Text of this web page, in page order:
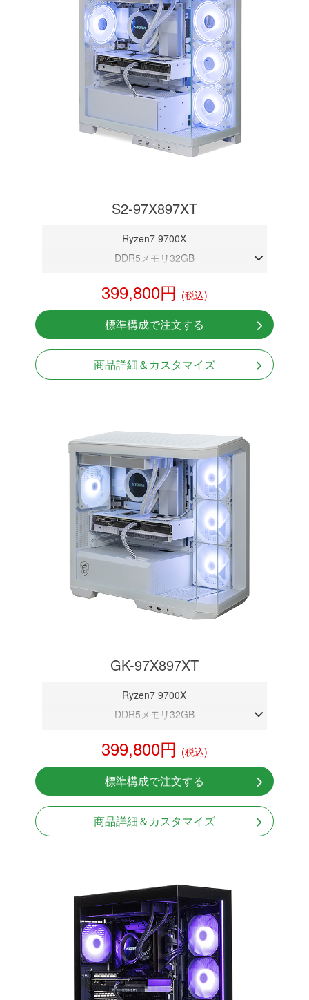
S2-97X897XT
Ryzen7 9700X
DDR5メモリ32GB
NVMeSSD 1TB
無線LAN Bluetooth対応
Windows11 Home 64bit
399,800円 (税込)
標準構成で注文する
商品詳細＆カスタマイズ
GK-97X897XT
Ryzen7 9700X
DDR5メモリ32GB
NVMeSSD 1TB
無線LAN Bluetooth対応
Windows11 Home 64bit
399,800円 (税込)
標準構成で注文する
商品詳細＆カスタマイズ